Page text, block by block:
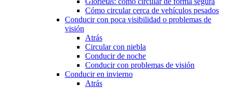
Cómo circular cerca de vehículos pesados
Conducir con poca visibilidad o problemas de
visión
Atrás
Circular con niebla
Conducir de noche
Conducir con problemas de visión
Conducir en invierno
Atrás